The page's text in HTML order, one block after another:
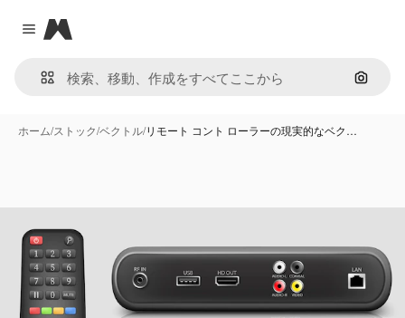
Close menu
Magnific
画像で
ホーム/ストック/ベクトル/リモート コント ローラーの現実的なベク…